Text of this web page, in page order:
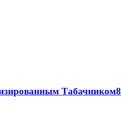
Табачником8